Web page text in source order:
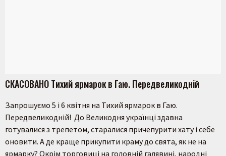
СКАСОВАНО Тихий ярмарок в Гаю. Передвеликодній
Запрошуємо 5 і 6 квітня на Тихий ярмарок в Гаю.
Передвеликодній! До Великодня українці здавна
готувалися з трепетом, старалися причепурити хату і себе
оновити. А де краще прикупити краму до свята, як не на
ярмарку? Окрім торговиці на головній галявині, народні